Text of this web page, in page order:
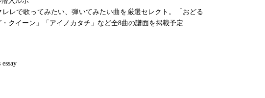
レで歌ってみたい、弾いてみたい曲を厳選セレクト。「おどる
クイーン」「アイノカタチ」など全8曲の譜面を掲載予定